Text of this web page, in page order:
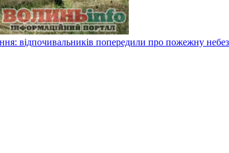
відпочивальників попередили про пожежну